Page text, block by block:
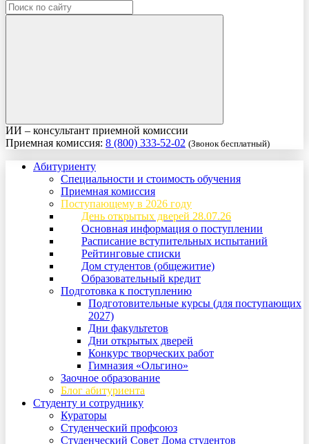
ИИ – консультант приемной комиссии
Приемная комиссия: 8 (800) 333-52-02 (Звонок бесплатный)
Абитуриенту
Специальности и стоимость обучения
Приемная комиссия
Поступающему в 2026 году
День открытых дверей 28.07.26
Основная информация о поступлении
Расписание вступительных испытаний
Рейтинговые списки
Дом студентов (общежитие)
Образовательный кредит
Подготовка к поступлению
Подготовительные курсы (для поступающих
2027)
Дни факультетов
Дни открытых дверей
Конкурс творческих работ
Гимназия «Ольгино»
Заочное образование
Блог абитуриента
Студенту и сотруднику
Кураторы
Студенческий профсоюз
Студенческий Совет Дома студентов